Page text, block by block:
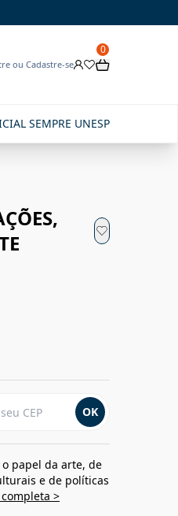
ou Cadastre-se
0
SEMPRE UNESP
OK
papel da arte, de
e de políticas
>